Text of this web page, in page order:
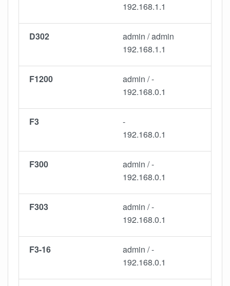
192.168.1.1
D302
admin / admin
192.168.1.1
F1200
admin / -
192.168.0.1
F3
-
192.168.0.1
F300
admin / -
192.168.0.1
F303
admin / -
192.168.0.1
F3-16
admin / -
192.168.0.1